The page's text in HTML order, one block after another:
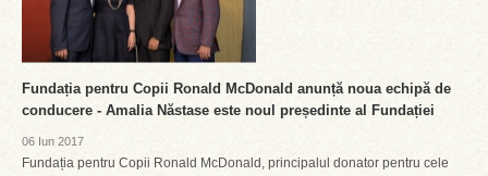
Fundația pentru Copii Ronald McDonald anunță noua echipă de
conducere - Amalia Năstase este noul președinte al Fundației
06 Iun 2017
Fundația pentru Copii Ronald McDonald, principalul donator pentru cele